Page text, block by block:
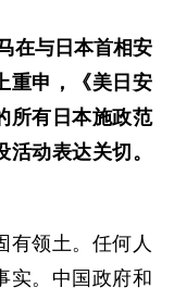
在与日本首相安
重申，《美日安
所有日本施政范
动表达关切。
领土。任何人
实。中国政府和